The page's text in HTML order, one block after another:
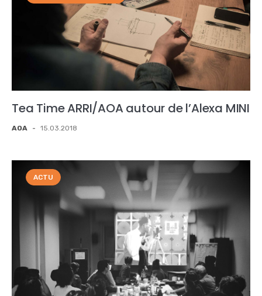
Tea Time ARRI/AOA autour de l’Alexa MINI
AOA - 15.03.2018
ACTU